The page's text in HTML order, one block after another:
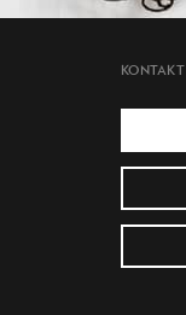
KONTAKT